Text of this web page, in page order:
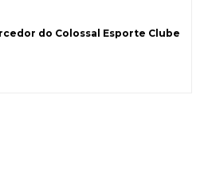
do Colossal Esporte Clube